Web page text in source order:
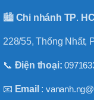
🏙️ Chi nhánh TP.
228/55, Thống Nhất,
📞 Điện thoại:
📧 Email :